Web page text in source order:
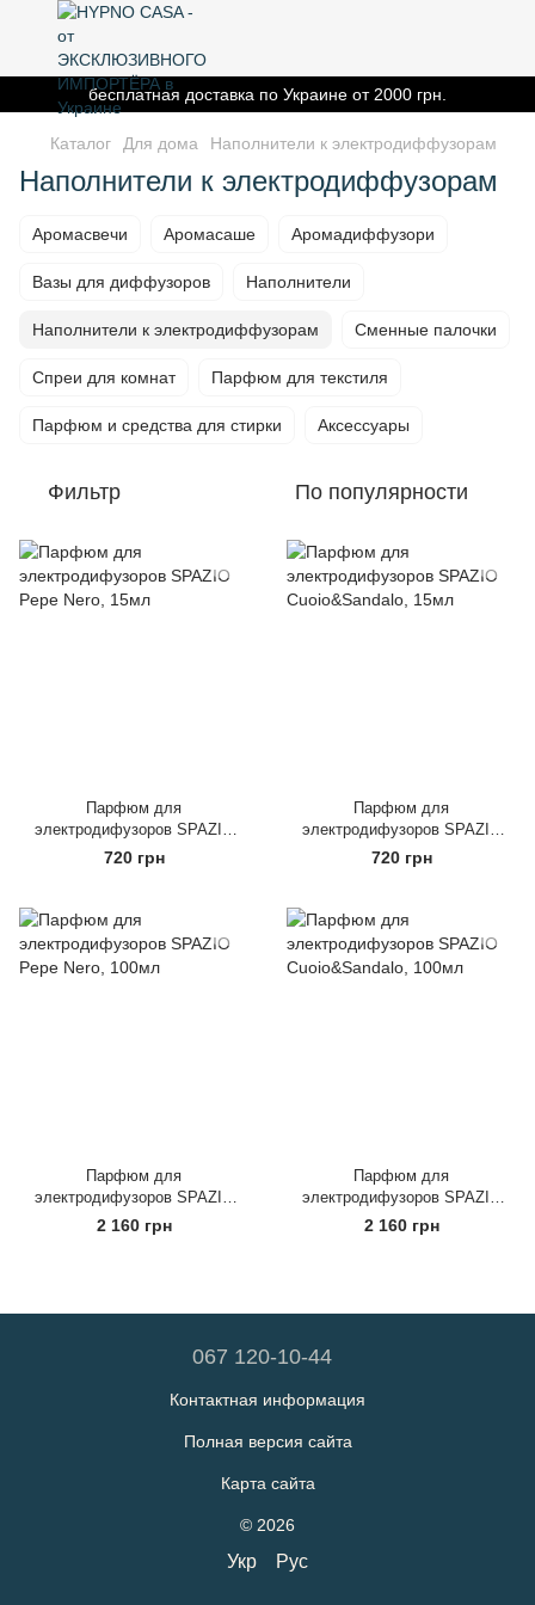
бесплатная доставка по Украине от 2000 грн.
Каталог Для дома Наполнители к электродиффузорам
Наполнители к электродиффузорам
Аромасвечи Аромасаше Аромадиффузори
Вазы для диффузоров Наполнители
Наполнители к электродиффузорам Сменные палочки
Спреи для комнат Парфюм для текстиля
Парфюм и средства для стирки Аксессуары
Фильтр По популярности
Парфюм для
электродифузоров SPAZIO
Pepe Nero, 15мл
720 грн
Парфюм для
электродифузоров SPAZIO
Cuoio&Sandalo, 15мл
720 грн
Парфюм для
электродифузоров SPAZIO
Pepe Nero, 100мл
2 160 грн
Парфюм для
электродифузоров SPAZIO
Cuoio&Sandalo, 100мл
2 160 грн
067 120-10-44
Контактная информация
Полная версия сайта
Карта сайта
© 2026
Укр Рус